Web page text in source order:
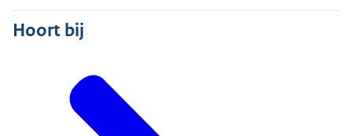
Hoort bij